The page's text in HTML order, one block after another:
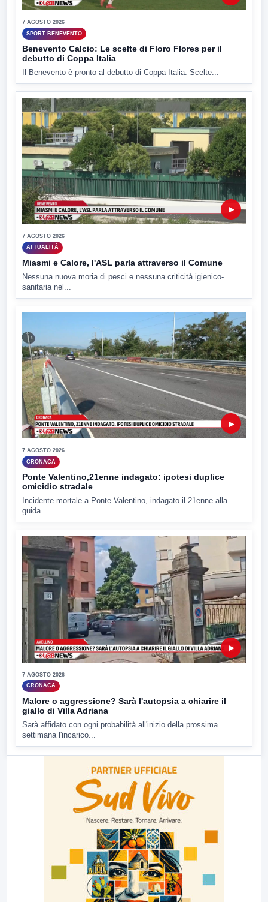
7 AGOSTO 2026
SPORT BENEVENTO
Benevento Calcio: Le scelte di Floro Flores per il
debutto di Coppa Italia
Il Benevento è pronto al debutto di Coppa Italia. Scelte...
▶
7 AGOSTO 2026
ATTUALITÀ
Miasmi e Calore, l'ASL parla attraverso il Comune
Nessuna nuova moria di pesci e nessuna criticità igienico-
sanitaria nel...
▶
7 AGOSTO 2026
CRONACA
Ponte Valentino,21enne indagato: ipotesi duplice
omicidio stradale
Incidente mortale a Ponte Valentino, indagato il 21enne alla
guida...
▶
7 AGOSTO 2026
CRONACA
Malore o aggressione? Sarà l'autopsia a chiarire il
giallo di Villa Adriana
Sarà affidato con ogni probabilità all'inizio della prossima
settimana l'incarico...